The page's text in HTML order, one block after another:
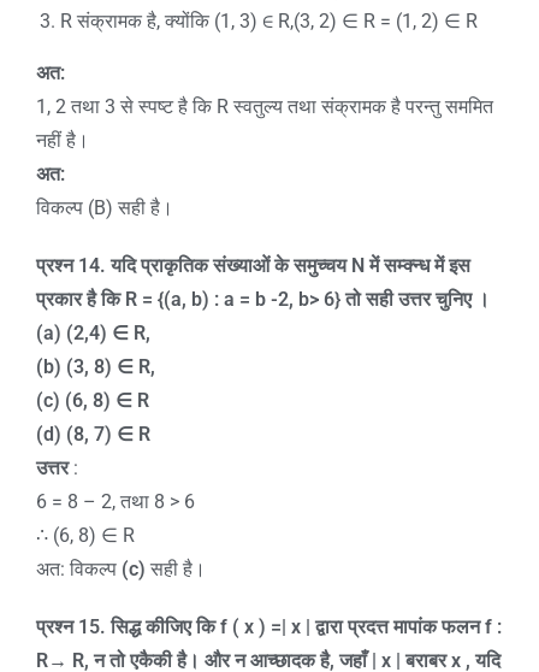
R संक्रामक है, क्योंकि (1, 3) ∈ R,(3, 2) ∈ R = (1, 2) ∈ R
अत:
1, 2 तथा 3 से स्पष्ट है कि R स्वतुल्य तथा संक्रामक है परन्तु सममित
नहीं है।
अत:
विकल्प (B) सही है।
प्रश्न 14.यदि प्राकृतिक संख्याओं के समुच्चय Nमें सम्क्न्ध में इस
प्रकार है कि R = {(a, b) : a = b -2, b> 6}तो सही उत्तर चुनिए ।
(a) (2,4) ∈ R,
(b) (3, 8) ∈ R,
(c) (6, 8) ∈ R
(d) (8, 7) ∈ R
उत्तर:
6 = 8 – 2, तथा 8 > 6
∴ (6, 8) ∈ R
अत: विकल्प (c) सही है।
प्रश्न 15.सिद्ध कीजिए किf ( x ) =| x |द्वारा प्रदत्त मापांक फलनf :
R→ R,न तो एकैकी है। और न आच्छादक है,जहाँ| x |बराबरx ,यदि